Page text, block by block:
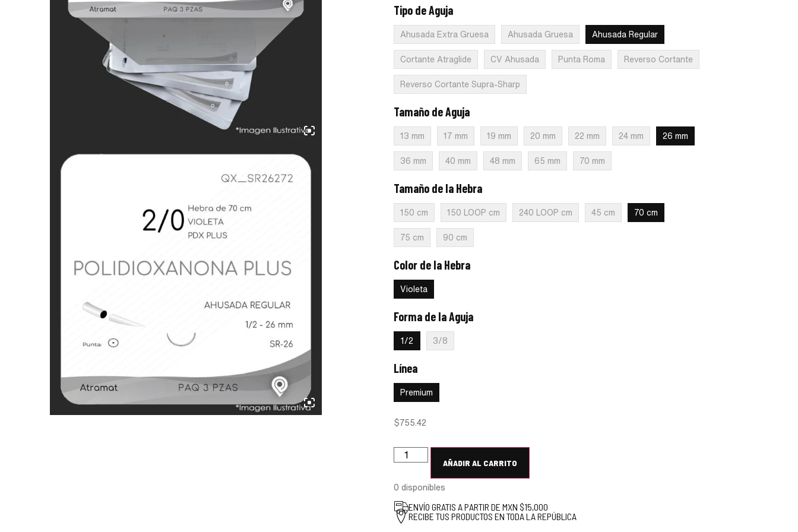
Tipo de Aguja
Ahusada Extra Gruesa Ahusada Gruesa Ahusada Regular
Cortante Atraglide CV Ahusada Punta Roma Reverso Cortante
Reverso Cortante Supra-Sharp
Tamaño de Aguja
13 mm 17 mm 19 mm 20 mm 22 mm 24 mm 26 mm
36 mm 40 mm 48 mm 65 mm 70 mm
Tamaño de la Hebra
150 cm 150 LOOP cm 240 LOOP cm 45 cm 70 cm
75 cm 90 cm
Color de la Hebra
Violeta
Forma de la Aguja
1/2 3/8
Línea
Premium
$755.42
AÑADIR AL CARRITO
0 disponibles
ENVÍO GRATIS A PARTIR DE MXN $15,000
RECIBE TUS PRODUCTOS EN TODA LA REPÚBLICA